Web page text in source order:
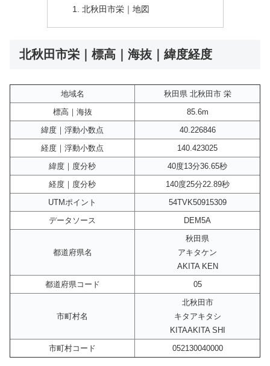
北秋田市栄｜地図
北秋田市栄｜標高｜海抜｜緯度経度
地域名
秋田県 北秋田市 栄
標高｜海抜
85.6m
緯度｜浮動小数点
40.226846
経度｜浮動小数点
140.423025
緯度｜度分秒
40度13分36.65秒
経度｜度分秒
140度25分22.89秒
UTMポイント
54TVK50915309
データソース
DEM5A
都道府県名
秋田県
アキタケン
AKITA KEN
都道府県コード
05
市町村名
北秋田市
キタアキタシ
KITAAKITA SHI
市町村コード
052130040000